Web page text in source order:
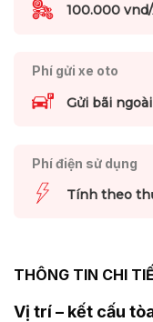
100.000
Phí gửi xe oto
Gửi bãi ngoài
Phí điện sử dụng
Tính theo
THÔNG TIN CHI
Vị trí – kết cấu